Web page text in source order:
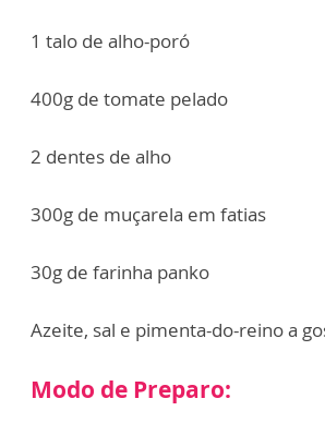
1 talo de alho-poró
400g de tomate pelado
2 dentes de alho
300g de muçarela em fatias
30g de farinha panko
Azeite, sal e pimenta-do-reino a
Modo de Preparo: